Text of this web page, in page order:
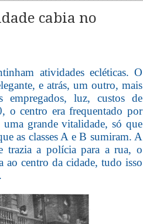
cabia no
atividades ecléticas. O
e atrás, um outro, mais
empregados, luz, custos de
o centro era frequentado por
uma grande vitalidade, só que
as classes A e B sumiram. A
trazia a polícia para a rua, o
ao centro da cidade, tudo isso